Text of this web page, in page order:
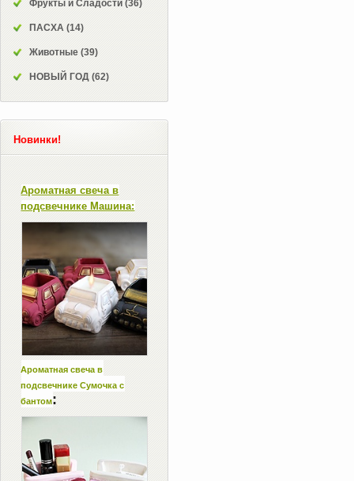
Фрукты и Сладости (36)
ПАСХА (14)
Животные (39)
НОВЫЙ ГОД (62)
Новинки!
Ароматная свеча в
подсвечнике Машина:
Ароматная свеча в
подсвечнике Сумочка с
бантом: